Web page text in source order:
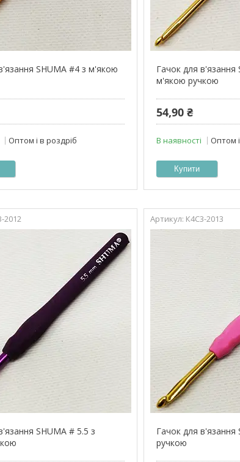
SHUMA #4 з м'якою
Оптом і в роздріб
Гачок для в'язання
м'якою ручкою
54,90 ₴
В наявності Оптом
Купити
2012
SHUMA # 5.5 з
К4С3-2013
Гачок для
ручкою